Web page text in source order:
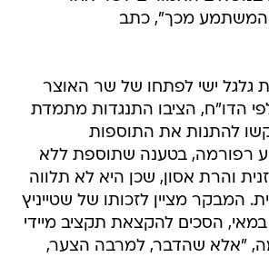
מכך", כתב
גלגל ישי לפתחו של שר האוצר
הדו"ח, הציבו התנגדות מתמדת
להתנות את התוספות
רפורמה, בטענה שתוספת ללא
והרת אסון, שכן היא לא תלווה
המבקר מציין לזכותו של שטייניץ
הסכים להקצאת תקציב מיידי
"אלא שהדבר, למרבה הצער,